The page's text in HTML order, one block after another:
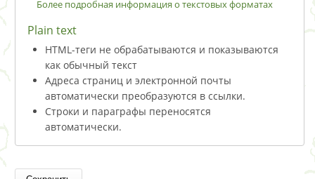
Более подробная информация о текстовых форматах
Plain text
HTML-теги не обрабатываются и показываются
как обычный текст
Адреса страниц и электронной почты
автоматически преобразуются в ссылки.
Строки и параграфы переносятся
автоматически.